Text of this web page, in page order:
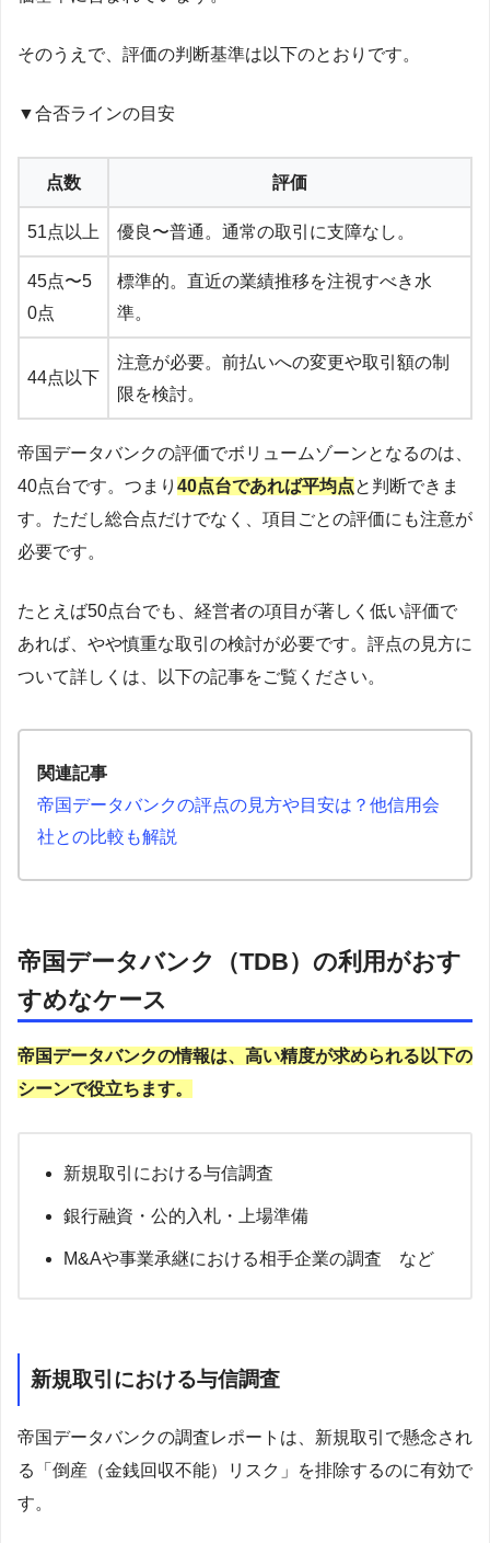
そのうえで、評価の判断基準は以下のとおりです。
▼合否ラインの目安
点数 評価
51点以上 優良〜普通。通常の取引に支障なし。
45点〜5
0点
標準的。直近の業績推移を注視すべき水
準。
44点以下
注意が必要。前払いへの変更や取引額の制
限を検討。
帝国データバンクの評価でボリュームゾーンとなるのは、
40点台です。つまり 40点台であれば平均点と判断できま
す。ただし総合点だけでなく、項目ごとの評価にも注意が
必要です。
たとえば50点台でも、経営者の項目が著しく低い評価で
あれば、やや慎重な取引の検討が必要です。評点の見方に
ついて詳しくは、以下の記事をご覧ください。
関連記事
帝国データバンクの評点の見方や目安は？他信用会
社との比較も解説
帝国データバンク（TDB）の利用がおす
すめなケース
帝国データバンクの情報は、高い精度が求められる以下の
シーンで役立ちます。
新規取引における与信調査
銀行融資・公的入札・上場準備
M&Aや事業承継における相手企業の調査 など
新規取引における与信調査
帝国データバンクの調査レポートは、新規取引で懸念され
る「倒産（金銭回収不能）リスク」を排除するのに有効で
す。